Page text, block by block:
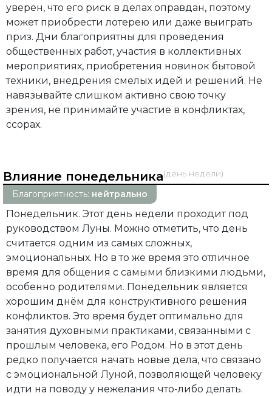
уверен, что его риск в делах оправдан, поэтому
может приобрести лотерею или даже выиграть
приз. Дни благоприятны для проведения
общественных работ, участия в коллективных
мероприятиях, приобретения новинок бытовой
техники, внедрения смелых идей и решений. Не
навязывайте слишком активно свою точку
зрения, не принимайте участие в конфликтах,
ссорах.
Влияние понедельника(день недели)
Благоприятность: нейтрально
Понедельник. Этот день недели проходит под
руководством Луны. Можно отметить, что день
считается одним из самых сложных,
эмоциональных. Но в то же время это отличное
время для общения с самыми близкими людьми,
особенно родителями. Понедельник является
хорошим днём для конструктивного решения
конфликтов. Это время будет оптимально для
занятия духовными практиками, связанными с
прошлым человека, его Родом. Но в этот день
редко получается начать новые дела, что связано
с эмоциональной Луной, позволяющей человеку
идти на поводу у нежелания что-либо делать.